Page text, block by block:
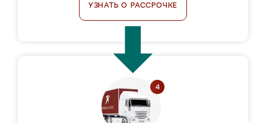
УЗНАТЬ О РАССРОЧКЕ